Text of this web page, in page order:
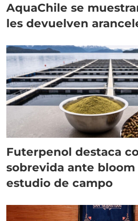
AquaChile se
les devuelven
Futerpenol destaca
sobrevida ante bloom
estudio de campo